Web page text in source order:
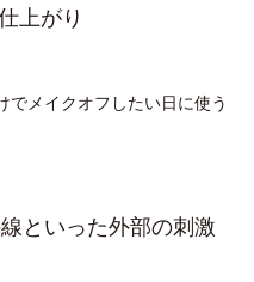
上がり
でメイクオフしたい日に使う
といった外部の刺激